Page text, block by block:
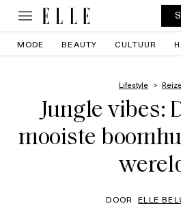
MODE BEAUTY CULTUUR
Lifestyle
Jungle vibes:
mooiste
DOOR ELLE